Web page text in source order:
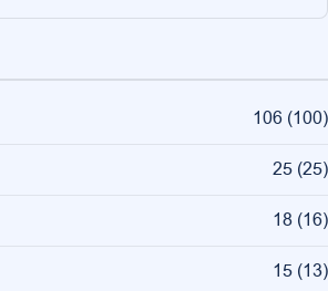
106 (100)
25 (25)
18 (16)
15 (13)